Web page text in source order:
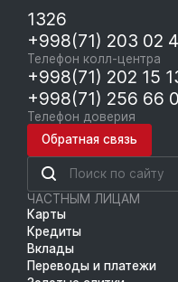
1326
+998(71) 203 02
Телефон колл-центра
+998(71) 202 15
+998(71) 256 66
Телефон доверия
Обратная связь
ЧАСТНЫМ ЛИЦАМ
Карты
Кредиты
Вклады
Переводы и платежи